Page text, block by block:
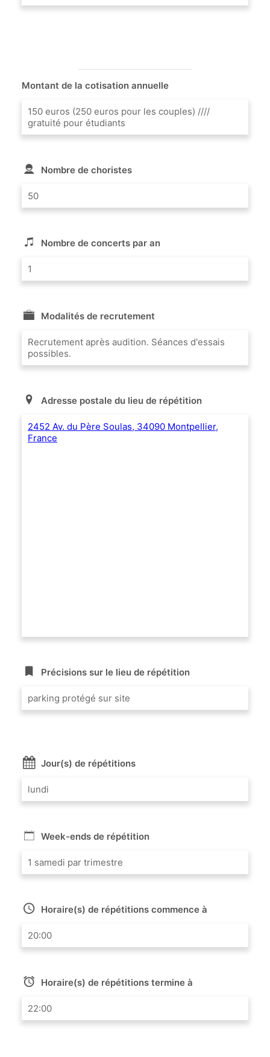
Montant de la cotisation annuelle
150 euros (250 euros pour les couples) ////
gratuité pour étudiants
Nombre de choristes
50
Nombre de concerts par an
1
Modalités de recrutement
Recrutement après audition. Séances d'essais
possibles.
Adresse postale du lieu de répétition
2452 Av. du Père Soulas, 34090 Montpellier,
France
Précisions sur le lieu de répétition
parking protégé sur site
Jour(s) de répétitions
lundi
Week-ends de répétition
1 samedi par trimestre
Horaire(s) de répétitions commence à
20:00
Horaire(s) de répétitions termine à
22:00